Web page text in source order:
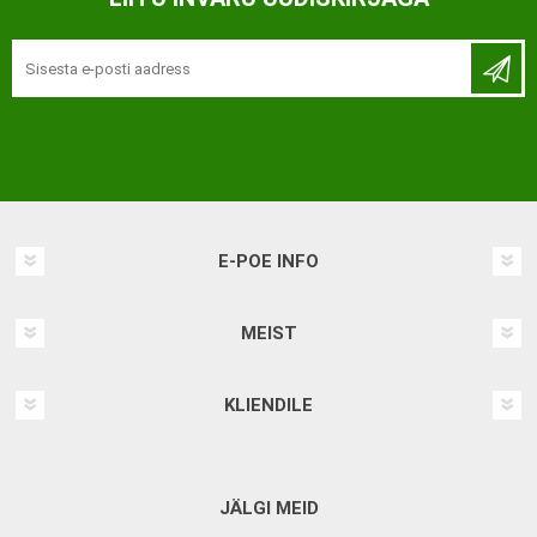
E-POE INFO
MEIST
KLIENDILE
JÄLGI MEID